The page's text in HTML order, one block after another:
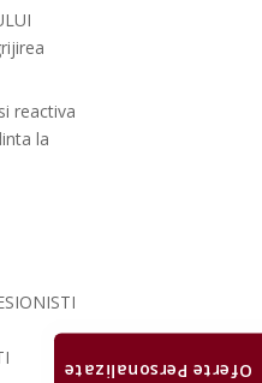
reactiva
la
Oferte Personalizate